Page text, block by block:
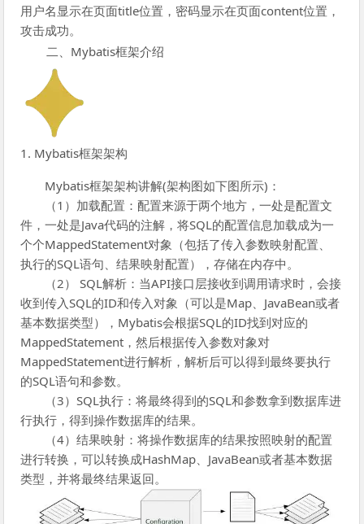
用户名显示在页面title位置，密码显示在页面content位置，
攻击成功。
二、Mybatis框架介绍
1. Mybatis框架架构
Mybatis框架架构讲解(架构图如下图所示)：
（1）加载配置：配置来源于两个地方，一处是配置文
件，一处是Java代码的注解，将SQL的配置信息加载成为一
个个MappedStatement对象（包括了传入参数映射配置、
执行的SQL语句、结果映射配置），存储在内存中。
（2）
SQL解析：当API接口层接收到调用请求时，会接
收到传入SQL的ID和传入对象（可以是Map、JavaBean或者
基本数据类型），Mybatis会根据SQL的ID找到对应的
MappedStatement，然后根据传入参数对象对
MappedStatement进行解析，解析后可以得到最终要执行
的SQL语句和参数。
（3）SQL执行：将最终得到的SQL和参数拿到数据库进
行执行，得到操作数据库的结果。
（4）结果映射：将操作数据库的结果按照映射的配置
进行转换，可以转换成HashMap、JavaBean或者基本数据
类型，并将最终结果返回。